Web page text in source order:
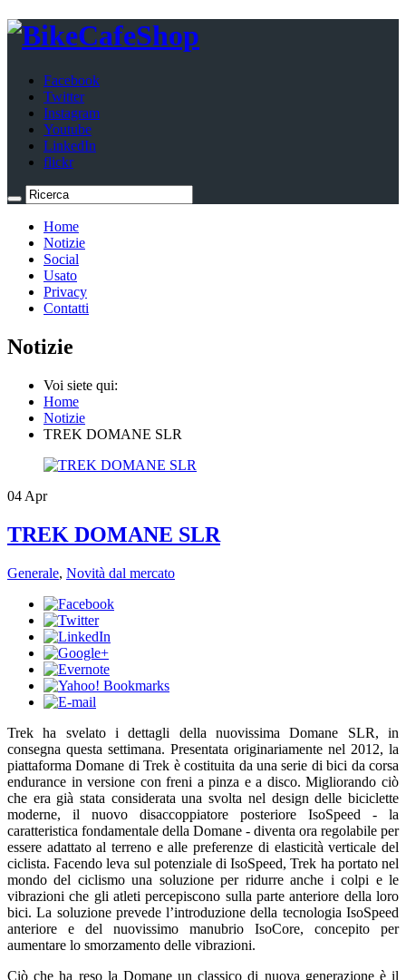
Facebook
Twitter
Instagram
Youtube
LinkedIn
flickr
Home
Notizie
Social
Usato
Privacy
Contatti
Notizie
Voi siete qui:
Home
Notizie
TREK DOMANE SLR
04 Apr
TREK DOMANE SLR
Generale, Novità dal mercato
​Trek ha svelato i dettagli della nuovissima Domane SLR, in
consegna questa settimana. Presentata originariamente nel 2012, la
piattaforma Domane di Trek è costituita da una serie di bici da corsa
endurance in versione con freni a pinza e a disco. Migliorando ciò
che era già stata considerata una svolta nel design delle biciclette
moderne, il nuovo disaccoppiatore posteriore IsoSpeed - la
caratteristica fondamentale della Domane - diventa ora regolabile per
essere adattato al terreno e alle preferenze di elasticità verticale del
ciclista. Facendo leva sul potenziale di IsoSpeed, Trek ha portato nel
mondo del ciclismo una soluzione per ridurre anche i colpi e le
vibrazioni che gli atleti percepiscono sulla parte anteriore della loro
bici. La soluzione prevede l’introduzione della tecnologia IsoSpeed
anteriore e del nuovissimo manubrio IsoCore, concepito per
aumentare lo smorzamento delle vibrazioni.
Ciò che ha reso la Domane un classico di nuova generazione è il